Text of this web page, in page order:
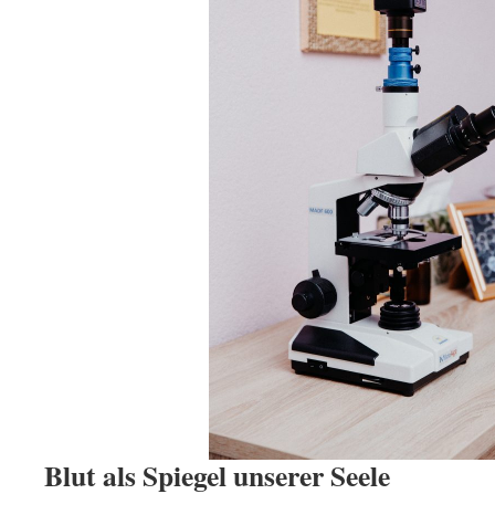
Blut als Spiegel unserer Seele